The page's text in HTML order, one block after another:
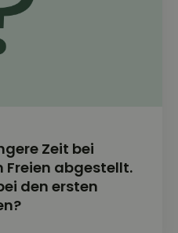
Zeit bei
abgestellt.
den ersten